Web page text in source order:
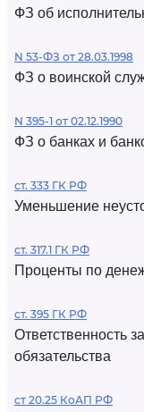
ФЗ об
N 53-ФЗ от 28.03.1998
ФЗ о воинской
N 395-1 от 02.12.1990
ФЗ о банках и
ст. 333 ГК РФ
Уменьшение
ст. 317.1 ГК РФ
Проценты по
ст. 395 ГК РФ
Ответственность
обязательства
ст 20.25 КоАП РФ